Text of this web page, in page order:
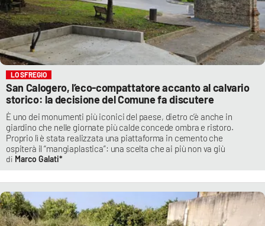
LO SFREGIO
San Calogero, l’eco-compattatore accanto al calvario
storico: la decisione del Comune fa discutere
È uno dei monumenti più iconici del paese, dietro c’è anche in
giardino che nelle giornate più calde concede ombra e ristoro.
Proprio lì è stata realizzata una piattaforma in cemento che
ospiterà il “mangiaplastica”: una scelta che ai più non va giù
Marco Galati*